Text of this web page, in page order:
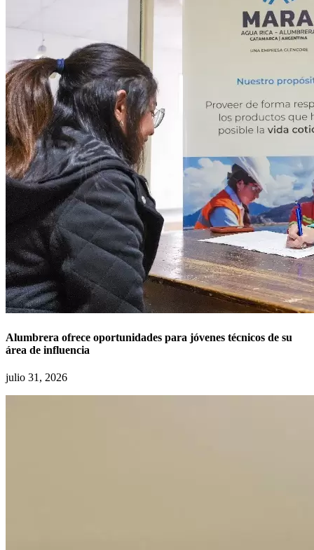
Alumbrera ofrece oportunidades para jóvenes técnicos de su
área de influencia
julio 31, 2026